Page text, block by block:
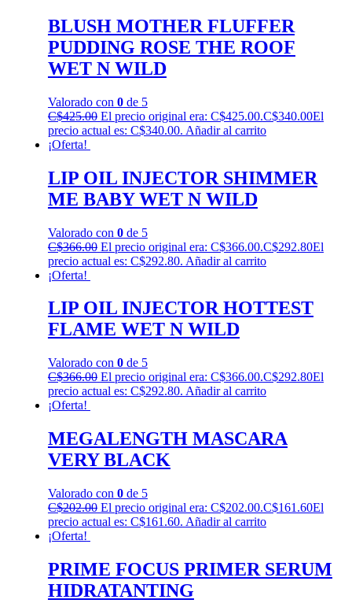
BLUSH MOTHER FLUFFER
PUDDING ROSE THE ROOF
WET N WILD
Valorado con 0de 5
C$425.00 El precio original era: C$425.00.C$340.00El
precio actual es: C$340.00. Añadir al carrito
¡Oferta!
LIP OIL INJECTOR SHIMMER
ME BABY WET N WILD
Valorado con 0de 5
C$366.00 El precio original era: C$366.00.C$292.80El
precio actual es: C$292.80. Añadir al carrito
¡Oferta!
LIP OIL INJECTOR HOTTEST
FLAME WET N WILD
Valorado con 0de 5
C$366.00 El precio original era: C$366.00.C$292.80El
precio actual es: C$292.80. Añadir al carrito
¡Oferta!
MEGALENGTH MASCARA
VERY BLACK
Valorado con 0de 5
C$202.00 El precio original era: C$202.00.C$161.60El
precio actual es: C$161.60. Añadir al carrito
¡Oferta!
PRIME FOCUS PRIMER SERUM
HIDRATANTING